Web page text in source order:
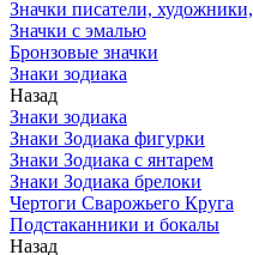
Значки писатели,
Значки с эмалью
Бронзовые значки
Знаки зодиака
Назад
Знаки зодиака
Знаки Зодиака фигурки
Знаки Зодиака с янтарем
Знаки Зодиака брелоки
Чертоги Сварожьего Круга
Подстаканники и бокалы
Назад